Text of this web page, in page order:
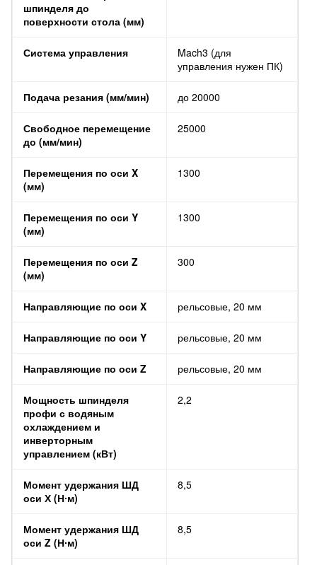
шпинделя до
поверхности стола (мм)
Система управления
Mach3 (для
управления нужен ПК)
Подача резания (мм/мин) до 20000
Свободное перемещение
до (мм/мин)
25000
Перемещения по оси X
(мм)
1300
Перемещения по оси Y
(мм)
1300
Перемещения по оси Z
(мм)
300
Направляющие по оси X рельсовые, 20 мм
Направляющие по оси Y рельсовые, 20 мм
Направляющие по оси Z рельсовые, 20 мм
Мощность шпинделя
профи с водяным
охлаждением и
инверторным
управлением (кВт)
2,2
Момент удержания ШД
оси Х (Н∙м)
8,5
Момент удержания ШД
оси Z (Н∙м)
8,5